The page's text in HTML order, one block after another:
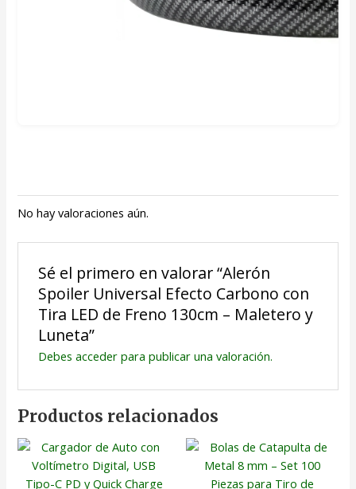
No hay valoraciones aún.
Sé el primero en valorar “Alerón
Spoiler Universal Efecto Carbono con
Tira LED de Freno 130cm – Maletero y
Luneta”
Debes accederpara publicar una valoración.
Productos relacionados